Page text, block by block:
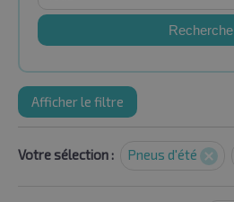
Recherche
Afficher le filtre
Votre sélection : Pneus d'été